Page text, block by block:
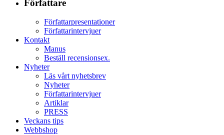
Författare
Författarpresentationer
Författarintervjuer
Kontakt
Manus
Beställ recensionsex.
Nyheter
Läs vårt nyhetsbrev
Nyheter
Författarintervjuer
Artiklar
PRESS
Veckans tips
Webbshop